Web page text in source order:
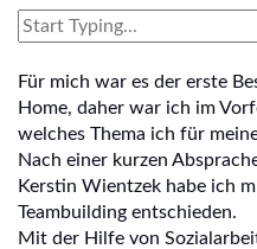
Für mich war es der erste
Home, daher war ich im
welches Thema ich für
Nach einer kurzen
Kerstin Wientzek habe ich
Teambuilding entschieden.
Mit der Hilfe von